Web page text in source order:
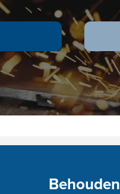
Behouden